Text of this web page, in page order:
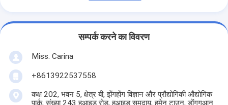
सम्पर्क करने का विवरण
Miss. Carina
+8613922537558
कक्ष 202, भवन 5, क्षेत्र बी, झेंगहोंग विज्ञान और प्रौद्योगिकी औद्योगिक
पार्क, संख्या 243 हुआइड रोड, हुआइड समुदाय, हुमेन टाउन, डोंगगुआन